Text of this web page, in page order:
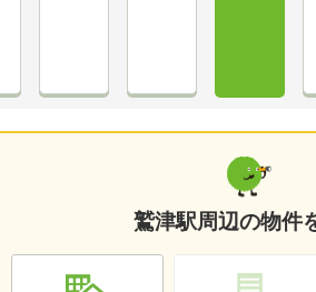
鷲津駅周辺の物件